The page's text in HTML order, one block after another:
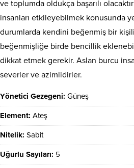
ve toplumda oldukça başarılı
insanları etkileyebilmek konusunda
durumlarda kendini beğenmiş bir
beğenmişliğe birde bencillik
dikkat etmek gerekir. Aslan burcu
severler ve azimlidirler.
Yönetici Gezegeni: Güneş
Element: Ateş
Nitelik: Sabit
Uğurlu Sayıları: 5